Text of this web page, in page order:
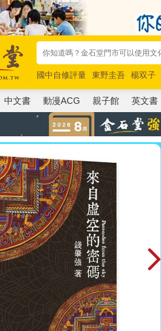
國中自修評量 東野圭吾 楊双子
唯紅花綻放
奧德賽 路邊攤新作
中文書 動漫ACG 親子館 英文書